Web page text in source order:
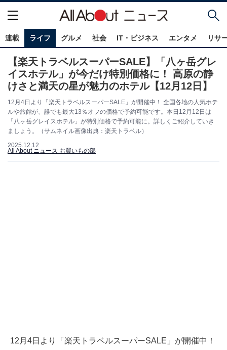
連載 ライフ グルメ 社会 IT・ビジネス エンタメ リサ
【楽天トラベルスーパーSALE】「八ヶ岳グレ
イスホテル」が今だけ特別価格に！ 高原の静
けさと満天の星が魅力のホテル【12月12日】
12月4日より「楽天トラベルスーパーSALE」が開催中！ 全国各地の人気ホテ
ルや旅館が、誰でも最大13％オフの価格で予約可能です。本日12月12日は
「八ヶ岳グレイスホテル」が特別価格で予約可能に。詳しくご紹介していき
ましょう。（サムネイル画像出典：楽天トラベル）
2025.12.12
All About ニュース お買いもの部
12月4日より「楽天トラベルスーパーSALE」が開催中！